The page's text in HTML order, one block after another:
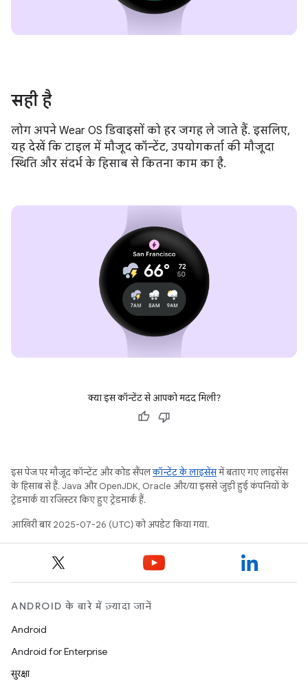
सही है
लोग अपने Wear OS डिवाइसों को हर जगह ले जाते हैं. इसलिए,
यह देखें कि टाइल में मौजूद कॉन्टेंट, उपयोगकर्ता की मौजूदा
स्थिति और संदर्भ के हिसाब से कितना काम का है.
क्या इस कॉन्टेंट से आपको मदद मिली?
इस पेज पर मौजूद कॉन्टेंट और कोड सैंपलकॉन्टेंट के लाइसेंसमें बताए गए लाइसेंस
के हिसाब से हैं. Java और OpenJDK, Oracle और/या इससे जुड़ी हुई कंपनियों के
ट्रेडमार्क या रजिस्टर किए हुए ट्रेडमार्क हैं.
आखिरी बार 2025-07-26 (UTC) को अपडेट किया गया.
ANDROID के बारे में ज़्यादा जानें
Android
Android for Enterprise
सुरक्षा